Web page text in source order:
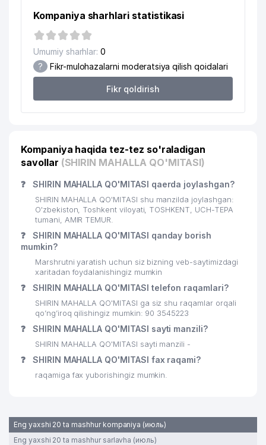
Kompaniya sharhlari statistikasi
Umumiy sharhlar: 0
? Fikr-mulohazalarni moderatsiya qilish qoidalari
Fikr qoldirish
Kompaniya haqida tez-tez so'raladigan
savollar (SHIRIN MAHALLA QO'MITASI)
❓ SHIRIN MAHALLA QO'MITASI qaerda joylashgan?
SHIRIN MAHALLA QO'MITASI shu manzilda joylashgan:
O'zbekiston, Toshkent viloyati, TOSHKENT, UCH-TEPA
tumani, AMIR TEMUR.
❓
SHIRIN MAHALLA QO'MITASI qanday borish
mumkin?
Marshrutni yaratish uchun siz bizning veb-saytimizdagi
xaritadan foydalanishingiz mumkin
❓ SHIRIN MAHALLA QO'MITASI telefon raqamlari?
SHIRIN MAHALLA QO'MITASI ga siz shu raqamlar orqali
qo’ng’iroq qilishingiz mumkin: 90 3545223
❓ SHIRIN MAHALLA QO'MITASI sayti manzili?
SHIRIN MAHALLA QO'MITASI sayti manzili -
❓ SHIRIN MAHALLA QO'MITASI fax raqami?
raqamiga fax yuborishingiz mumkin.
Eng yaxshi 20 ta mashhur kompaniya (июль)
Eng yaxshi 20 ta mashhur sarlavha (июль)